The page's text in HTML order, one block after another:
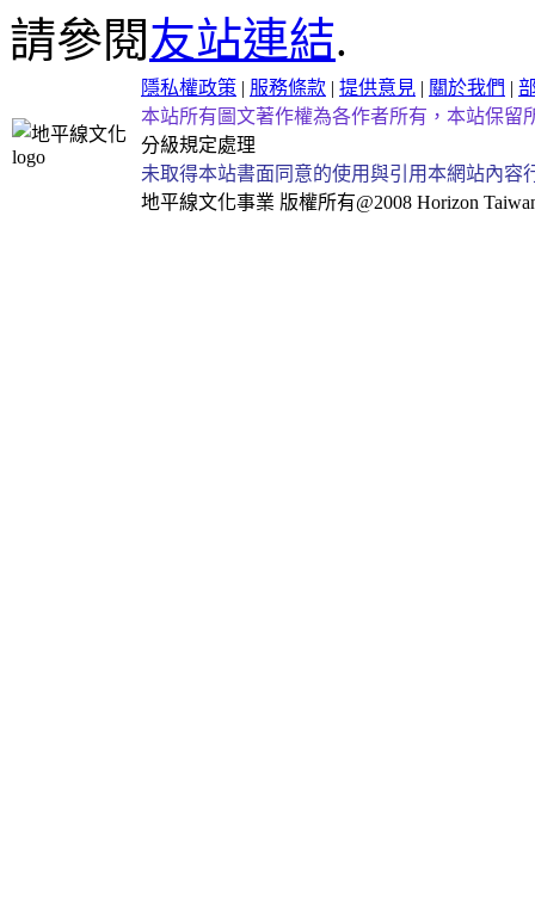
請參閱友站連結.
隱私權政策 | 服務條款 | 提供意見 | 關於我們 |
本站所有圖文著作權為各作者所有，本站保留
分級規定處理
未取得本站書面同意的使用與引用本網站內
地平線文化事業 版權所有@2008 Horizon